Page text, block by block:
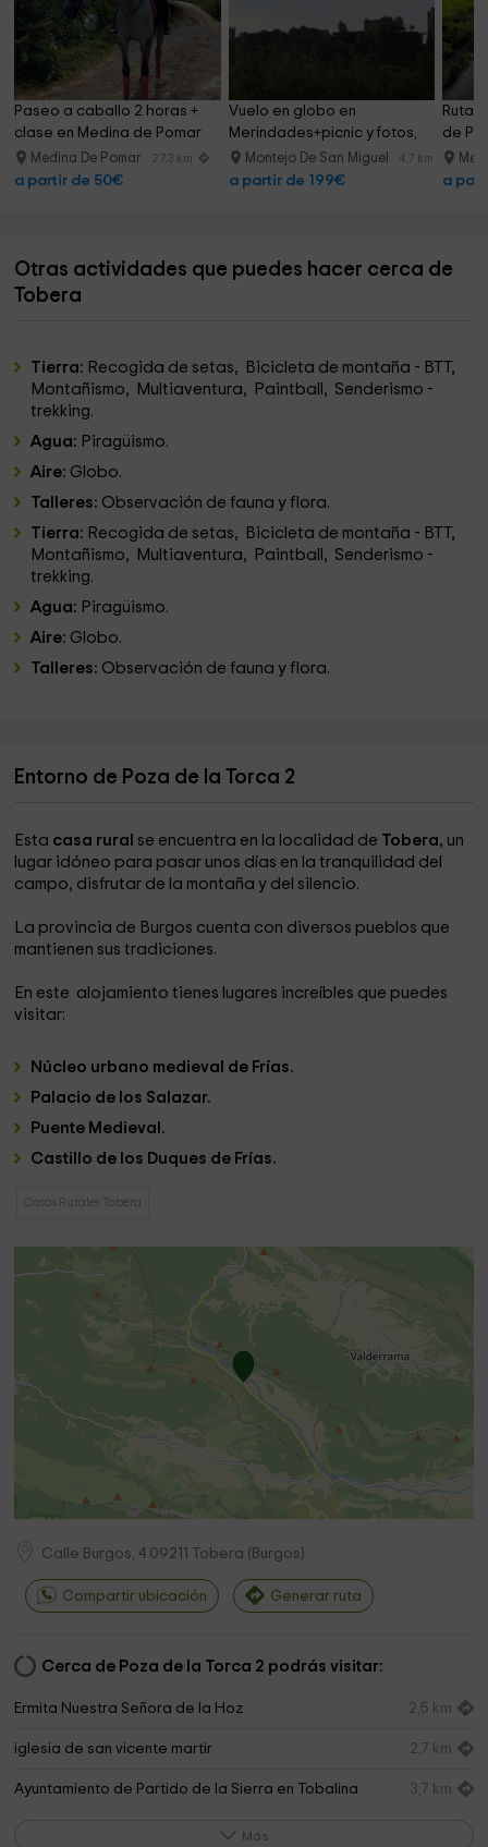
Paseo a caballo 2 horas +
clase en Medina de Pomar
Medina De Pomar 27.3 km
a partir de 50€
Vuelo en globo en
Merindades+picnic y fotos,
75min
Montejo De San Miguel 4.7 km
a partir de 199€
Ruta
de
a
Otras actividades que puedes hacer cerca de
Tobera
Tierra: Recogida de setas, Bicicleta de montaña - BTT,
Montañismo, Multiaventura, Paintball, Senderismo -
trekking.
Agua: Piragüismo.
Aire: Globo.
Talleres: Observación de fauna y flora.
Tierra: Recogida de setas, Bicicleta de montaña - BTT,
Montañismo, Multiaventura, Paintball, Senderismo -
trekking.
Agua: Piragüismo.
Aire: Globo.
Talleres: Observación de fauna y flora.
Entorno de Poza de la Torca 2
Esta casa rural se encuentra en la localidad de Tobera, un
lugar idóneo para pasar unos días en la tranquilidad del
campo, disfrutar de la montaña y del silencio.
La provincia de Burgos cuenta con diversos pueblos que
mantienen sus tradiciones.
En este alojamiento tienes lugares increíbles que puedes
visitar:
Núcleo urbano medieval de Frías.
Palacio de los Salazar.
Puente Medieval.
Castillo de los Duques de Frías.
Casas Rurales Tobera
Calle Burgos, 4 09211 Tobera ( Burgos)
Compartir ubicación Generar ruta
Cerca de Poza de la Torca 2 podrás visitar:
Ermita Nuestra Señora de la Hoz 2,5 km
iglesia de san vicente martir 2,7 km
Ayuntamiento de Partido de la Sierra en Tobalina 3,7 km
Más